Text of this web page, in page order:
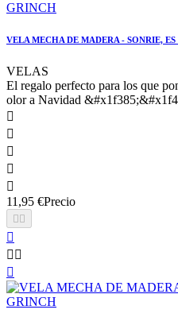
VELA MECHA DE MADERA - SONRIE,
VELAS
El regalo perfecto para los que
olor a Navidad





11,95 €Precio
 

 
